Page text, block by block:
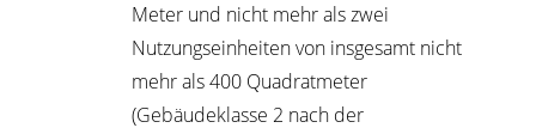
Meter und nicht mehr als zwei
Nutzungseinheiten von insgesamt nicht
mehr als 400 Quadratmeter
(Gebäudeklasse 2 nach der